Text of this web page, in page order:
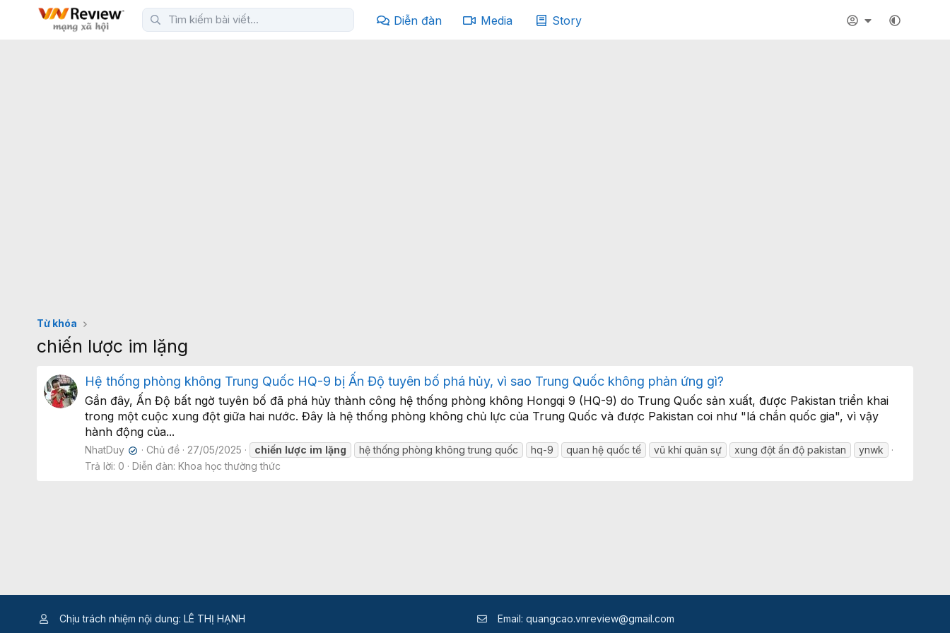
Diễn đàn Media Story
Từ khóa
chiến lược im lặng
Hệ thống phòng không Trung Quốc HQ-9 bị Ấn Độ tuyên bố phá hủy, vì sao Trung Quốc không phản ứng gì?
Gần đây, Ấn Độ bất ngờ tuyên bố đã phá hủy thành công hệ thống phòng không Hongqi 9 (HQ-9) do Trung Quốc sản xuất, được Pakistan triển khai
trong một cuộc xung đột giữa hai nước. Đây là hệ thống phòng không chủ lực của Trung Quốc và được Pakistan coi như "lá chắn quốc gia", vì vậy
hành động của...
NhatDuy ✔ Chủ đề 27/05/2025 chiến lược im lặng hệ thống phòng không trung quốc hq-9 quan hệ quốc tế vũ khí quân sự xung đột ấn độ pakistan
ynwk
Trả lời: 0
Diễn đàn: Khoa học thường thức
Chịu trách nhiệm nội dung: LÊ THỊ HẠNH Email: quangcao.vnreview@gmail.com